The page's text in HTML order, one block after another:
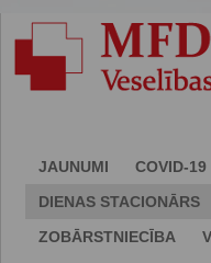
JAUNUMI COVID-19
DIENAS STACIONĀRS
ZOBĀRSTNIECĪBA